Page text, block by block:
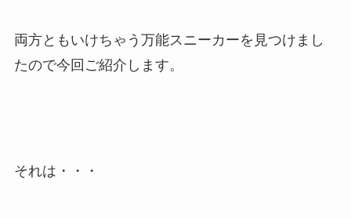
両方ともいけちゃう万能スニーカーを見つけまし
たので今回ご紹介します。
それは・・・